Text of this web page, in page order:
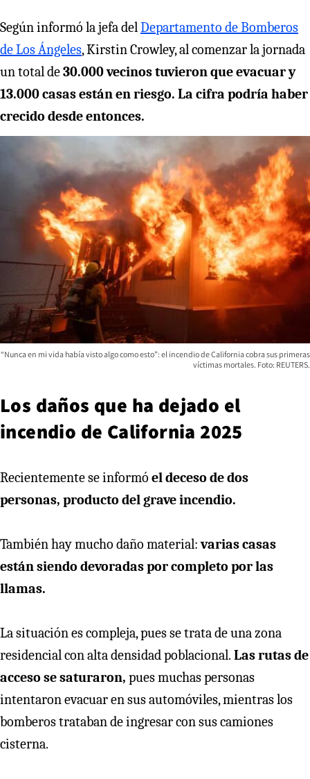
Según informó la jefa delDepartamento de Bomberos
de Los Ángeles, Kirstin Crowley, al comenzar la jornada
un total de30.000 vecinos tuvieron que evacuar y
13.000 casas están en riesgo. La cifra podría haber
crecido desde entonces.
“Nunca en mi vida había visto algo como esto”: el incendio de California cobra sus primeras
víctimas mortales. Foto: REUTERS.
Los daños que ha dejado el
incendio de California 2025
Recientemente se informó el deceso de dos
personas, producto del grave incendio.
También hay mucho daño material:varias casas
están siendo devoradas por completo por las
llamas.
La situación es compleja, pues se trata de una zona
residencial con alta densidad poblacional. Las rutas de
acceso se saturaron, pues muchas personas
intentaron evacuar en sus automóviles, mientras los
bomberos trataban de ingresar con sus camiones
cisterna.